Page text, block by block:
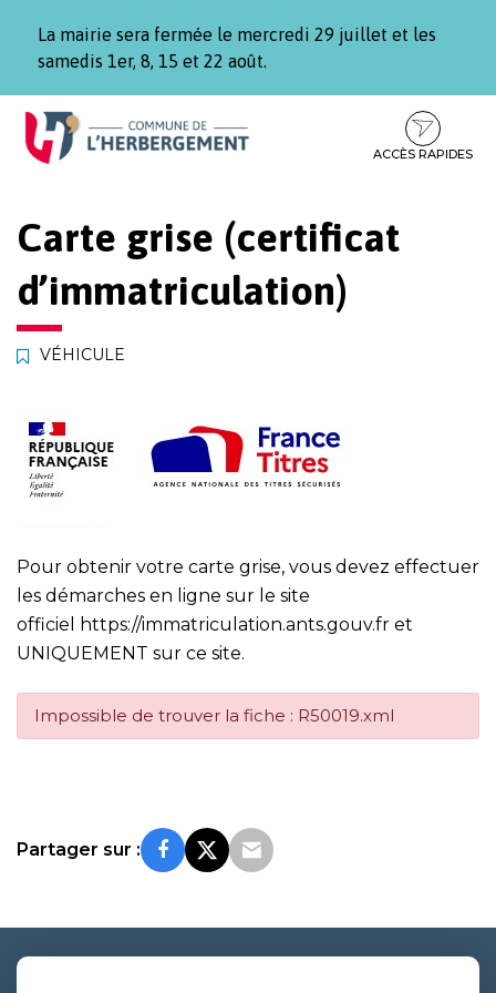
La mairie sera fermée le mercredi 29 juillet et les
samedis 1er, 8, 15 et 22 août.
Aller
Aller
contenu
Aller
pied
ACCÈS RAPIDES
Carte grise (certificat
d’immatriculation)
VÉHICULE
Pour obtenir votre carte grise, vous devez effectuer
les démarches en ligne sur le site
officiel
https://immatriculation.ants.gouv.fr et
UNIQUEMENT sur ce site.
Impossible de trouver la fiche : R50019.xml
Partager sur :